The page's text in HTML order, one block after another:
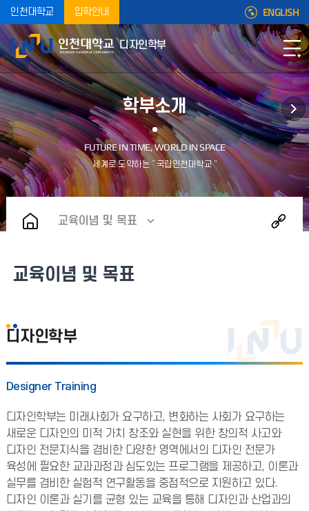
인천대학교 입학안내 ENGLISH
디자인학부
학부소개
교육이념 및 목표
교육이념 및 목표
디자인학부
Designer Training
디자인학부는 미래사회가 요구하고, 변화하는 사회가 요구하는
새로운 디자인의 미적 가치 창조와 실현을 위한 창의적 사고와
디자인 전문지식을 겸비한 다양한 영역에서의 디자인 전문가
육성에 필요한 교과과정과 심도있는 프로그램을 제공하고, 이론과
실무를 겸비한 실험적 연구활동을 중점적으로 지원하고 있다.
디자인 이론과 실기를 균형 있는 교육을 통해 디자인과 산업과의